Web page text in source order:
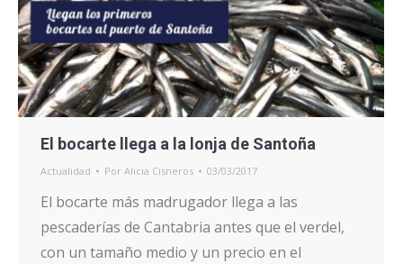
El bocarte llega a la lonja de Santoña
Actualidad Por Alicia Cisneros 03/03/2017
El bocarte más madrugador llega a las
pescaderías de Cantabria antes que el verdel,
con un tamaño medio y un precio en el